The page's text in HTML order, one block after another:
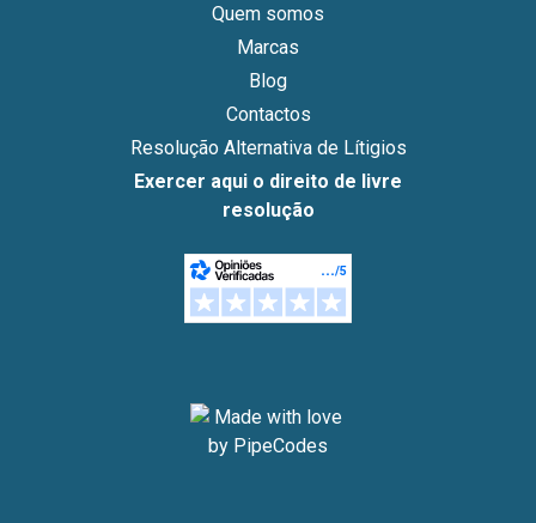
Quem somos
Marcas
Blog
Contactos
Resolução Alternativa de Lítigios
Exercer aqui o direito de livre
resolução